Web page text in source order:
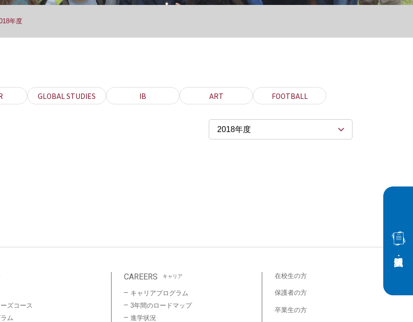
年度
GLOBAL STUDIES IB ART FOOTBALL
2018年度
ズコース
ム
CAREERS キャリア
キャリアプログラム
3年間のロードマップ
進学状況
在校生の方
保護者の方
卒業生の方